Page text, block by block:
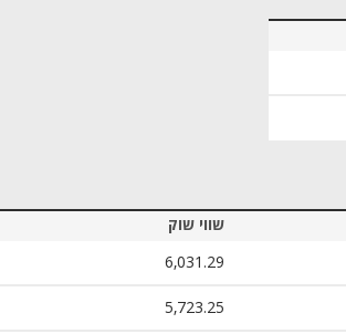
שווי שוק
6,031.29
5,723.25